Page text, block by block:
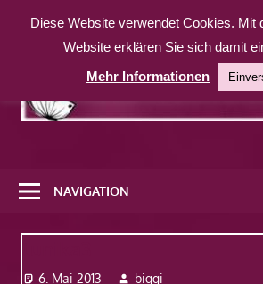
Inhalt
weitere
Website
NAVIGATION
6. Mai 2013 biggi
Diese Website verwendet Cookies. Mit
Website erklären Sie sich damit
Mehr Informationen